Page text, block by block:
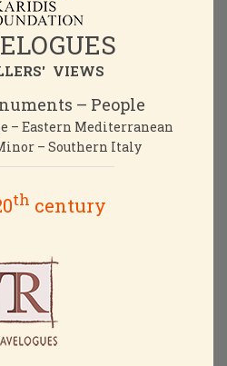
VIEWS
– People
– Eastern Mediterranean
– Southern Italy
th century